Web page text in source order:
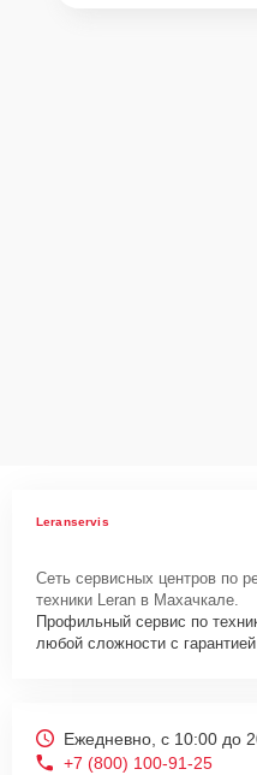
Leranservis
Сеть сервисных центров по
техники Leran в Махачкале.
Профильный сервис по
любой сложности с гарантией
Ежедневно, с 10:00 до
+7 (800) 100-91-25